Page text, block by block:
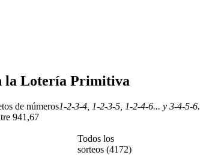
la Lotería Primitiva
de números1-2-3-4, 1-2-3-5, 1-2-4-6... y 3-4-5-6.
941,67
Todos los
sorteos (4172)